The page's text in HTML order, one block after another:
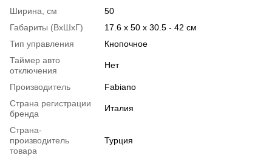
Ширина, см
50
Габариты (ВхШхГ)
17.6 х 50 х 30.5 - 42 см
Тип управления
Кнопочное
Таймер авто
отключения
Нет
Производитель
Fabiano
Страна регистрации
бренда
Италия
Страна-
производитель
товара
Турция